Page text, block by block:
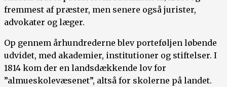
fremmest af præster, men senere også jurister,
advokater og læger.
Op gennem århundrederne blev porteføljen løbende
udvidet, med akademier, institutioner og stiftelser. I
1814 kom der en landsdækkende lov for
”almueskolevæsenet”, altså for skolerne på landet.